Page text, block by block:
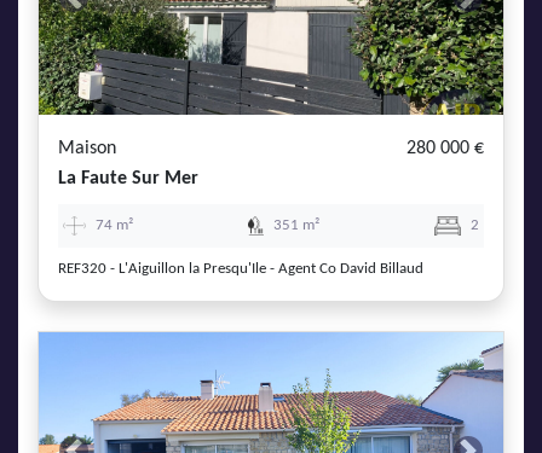
Previous Next
Maison
280 000 €
La Faute Sur Mer
74 m² 351 m² 2
REF320 - L'Aiguillon la Presqu'Ile - Agent Co David Billaud